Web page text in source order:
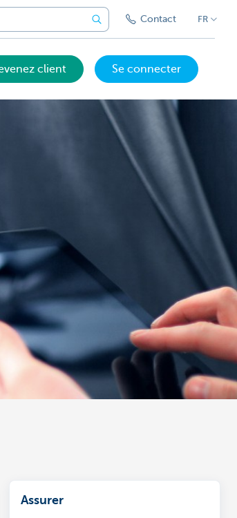
Contact FR
client Se connecter
Assurer